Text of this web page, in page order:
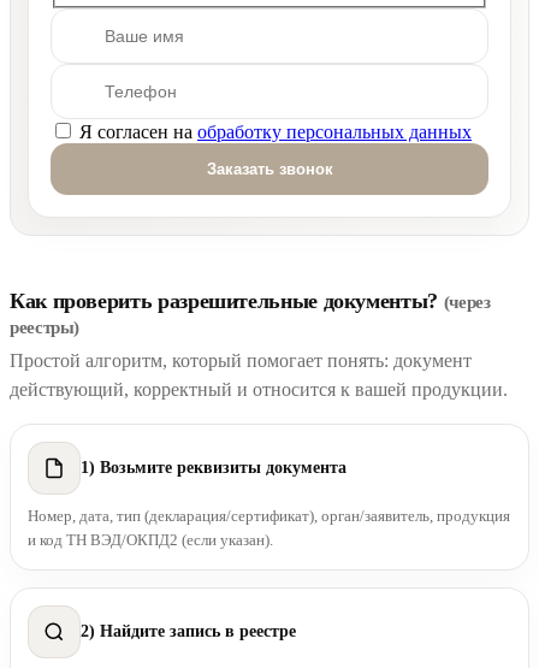
Оставьте это поле пустым.
Я согласен на обработку персональных данных
Как проверить разрешительные документы? (через
реестры)
Простой алгоритм, который помогает понять: документ
действующий, корректный и относится к вашей продукции.
1) Возьмите реквизиты документа
Номер, дата, тип (декларация/сертификат), орган/заявитель, продукция
и код ТН ВЭД/ОКПД2 (если указан).
2) Найдите запись в реестре